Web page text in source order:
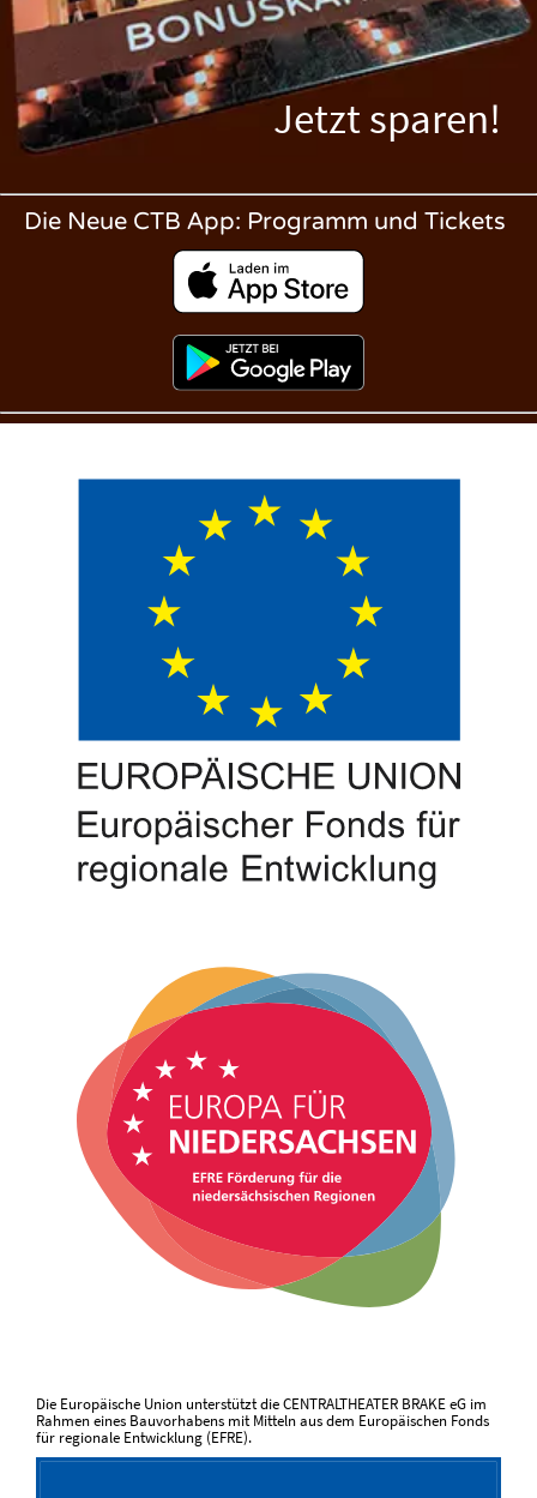
Jetzt sparen!
Die Neue CTB App: Programm und Tickets
Die Europäische Union unterstützt die CENTRALTHEATER BRAKE eG im
Rahmen eines Bauvorhabens mit Mitteln aus dem Europäischen Fonds
für regionale Entwicklung (EFRE).